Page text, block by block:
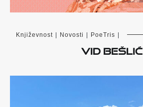
Književnost | Novosti | PoeTris |
Vid Bešlić